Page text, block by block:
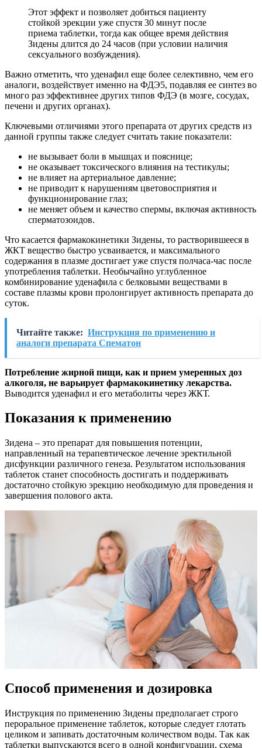
Этот эффект и позволяет добиться пациенту
стойкой эрекции уже спустя 30 минут после
приема таблетки, тогда как общее время действия
Зидены длится до 24 часов (при условии наличия
сексуального возбуждения).
Важно отметить, что уденафил еще более селективно, чем его
аналоги, воздействует именно на ФДЭ5, подавляя ее синтез во
много раз эффективнее других типов ФДЭ (в мозге, сосудах,
печени и других органах).
Ключевыми отличиями этого препарата от других средств из
данной группы также следует считать такие показатели:
не вызывает боли в мышцах и пояснице;
не оказывает токсического влияния на тестикулы;
не влияет на артериальное давление;
не приводит к нарушениям цветовосприятия и
функционирование глаз;
не меняет объем и качество спермы, включая активность
сперматозоидов.
Что касается фармакокинетики Зидены, то растворившееся в
ЖКТ вещество быстро усваивается, и максимального
содержания в плазме достигает уже спустя полчаса-час после
употребления таблетки. Необычайно углубленное
комбинирование уденафила с белковыми веществами в
составе плазмы крови пролонгирует активность препарата до
суток.
Читайте также: Инструкция по применению и
аналоги препарата Спематон
Потребление жирной пищи, как и прием умеренных доз
алкоголя, не варьирует фармакокинетику лекарства.
Выводится уденафил и его метаболиты через ЖКТ.
Показания к применению
Зидена – это препарат для повышения потенции,
направленный на терапевтическое лечение эректильной
дисфункции различного генеза. Результатом использования
таблеток станет способность достигать и поддерживать
достаточно стойкую эрекцию необходимую для проведения и
завершения полового акта.
Способ применения и дозировка
Инструкция по применению Зидены предполагает строго
пероральное применение таблеток, которые следует глотать
целиком и запивать достаточным количеством воды. Так как
таблетки выпускаются всего в одной конфигурации, схема